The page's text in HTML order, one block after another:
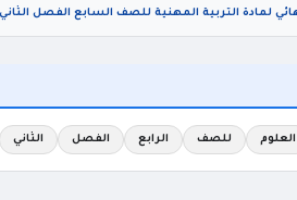
العلوم للصف الرابع الفصل الثاني